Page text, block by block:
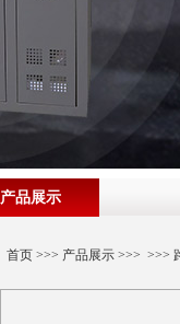
产品展示
首页>>> 产品展示>>> >>>